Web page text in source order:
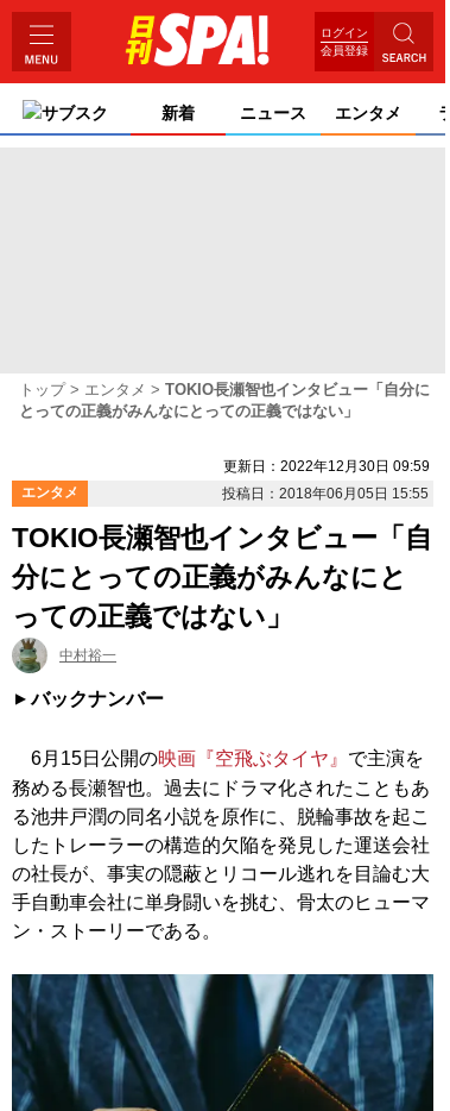
ログイン
会員登録
サブスク 新着 ニュース エンタメ
トップ エンタメ
TOKIO長瀬智也インタビュー「自分に
とっての正義がみんなにとっての正義ではない」
更新日：2022年12月30日 09:59
エンタメ
投稿日：2018年06月05日 15:55
TOKIO長瀬智也インタビュー「自
分にとっての正義がみんなにと
っての正義ではない」
中村裕一
バックナンバー
6月15日公開の映画『空飛ぶタイヤ』 で主演を
務める長瀬智也。過去にドラマ化されたこともあ
る池井戸潤の同名小説を原作に、脱輪事故を起こ
したトレーラーの構造的欠陥を発見した運送会社
の社長が、事実の隠蔽とリコール逃れを目論む大
手自動車会社に単身闘いを挑む、骨太のヒューマ
ン・ストーリーである。